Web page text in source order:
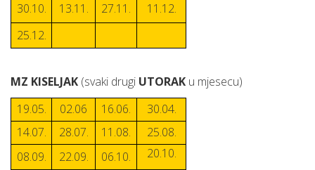
30.10.
13.11. 27.11.
11.12.
25.12.
MZ KISELJAK (svaki drugi UTORAK u mjesecu)
19.05.
02.06 16.06.
30.04.
14.07.
28.07. 11.08.
25.08.
08.09.
22.09. 06.10.
20.10.